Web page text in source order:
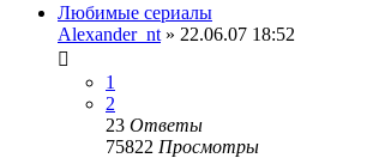
Любимые сериалы
Alexander_nt » 22.06.07 18:52
1
2
23 Ответы
75822 Просмотры